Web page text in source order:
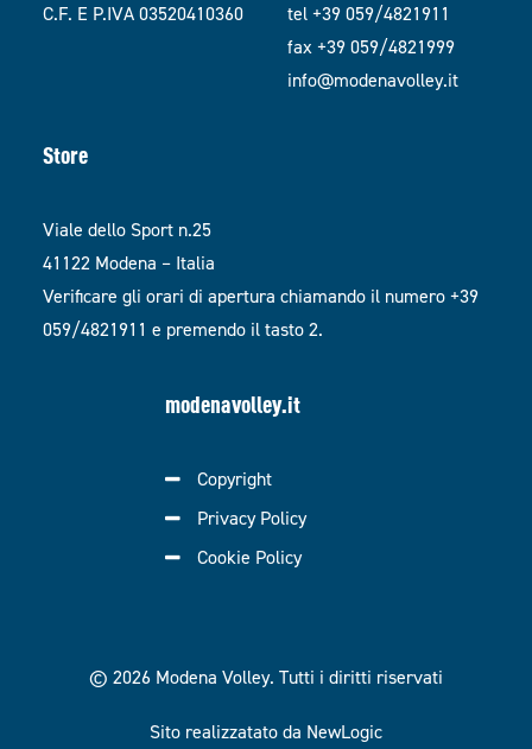
C.F. E P.IVA 03520410360
tel +39 059/4821911
fax +39 059/4821999
info@modenavolley.it
Store
Viale dello Sport n.25
41122 Modena – Italia
Verificare gli orari di apertura chiamando il numero +39
059/4821911 e premendo il tasto 2.
modenavolley.it
Copyright
Privacy Policy
Cookie Policy
© 2026 Modena Volley. Tutti i diritti riservati
Sito realizzatato da NewLogic